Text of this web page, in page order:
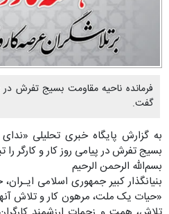
فرمانده ناحیه مقاومت بسیج تفرش در
گفت.
به گزارش پایگاه خبری تحلیلی
بسیج تفرش در پیامی روز کار و کارگر
بسم‌الله الرحمن الرحیم
بنیانگذار کبیر جمهوری اسلامی
«حیات یک ملت، مرهون کار و تلاش